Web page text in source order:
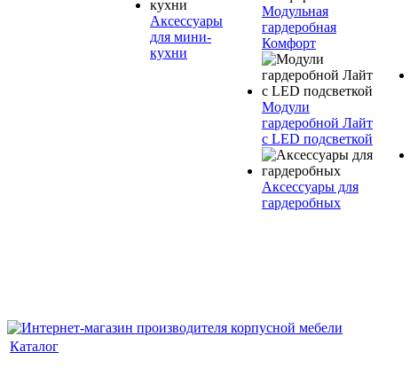
Аксессуары
для мини-
кухни
Модульная
гардеробная
Комфорт
Модули
гардеробной Лайт
с LED подсветкой
Аксессуары для
гардеробных
Каталог